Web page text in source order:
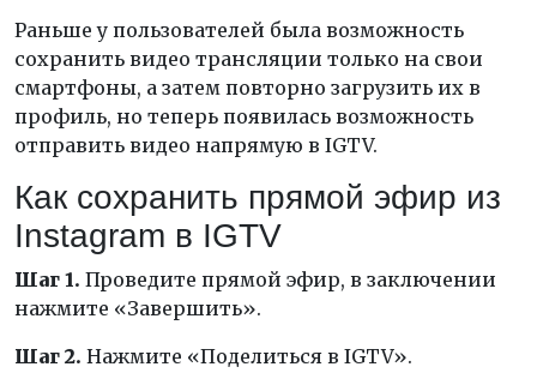
Раньше у пользователей была возможность
сохранить видео трансляции только на свои
смартфоны, а затем повторно загрузить их в
профиль, но теперь появилась возможность
отправить видео напрямую в IGTV.
Как сохранить прямой эфир из
Instagram в IGTV
Шаг 1. Проведите прямой эфир, в заключении
нажмите «Завершить».
Шаг 2. Нажмите «Поделиться в IGTV».